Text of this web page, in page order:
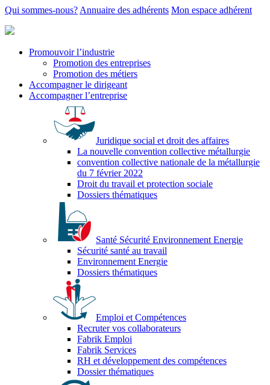
Qui sommes-nous? Annuaire des adhérents Mon espace adhérent
Promouvoir l’industrie
Promotion des entreprises
Promotion des métiers
Accompagner le dirigeant
Accompagner l’entreprise
Juridique social et droit des affaires
La nouvelle convention collective métallurgie
convention collective nationale de la métallurgie
du 7 février 2022
Droit du travail et protection sociale
Dossiers thématiques
Santé Sécurité Environnement Energie
Sécurité santé au travail
Environnement Energie
Dossiers thématiques
Emploi et Compétences
Recruter vos collaborateurs
Fabrik Emploi
Fabrik Services
RH et développement des compétences
Dossier thématiques